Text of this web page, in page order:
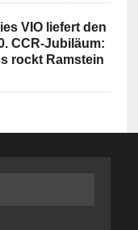
VIO liefert den
CCR-Jubiläum:
rockt Ramstein